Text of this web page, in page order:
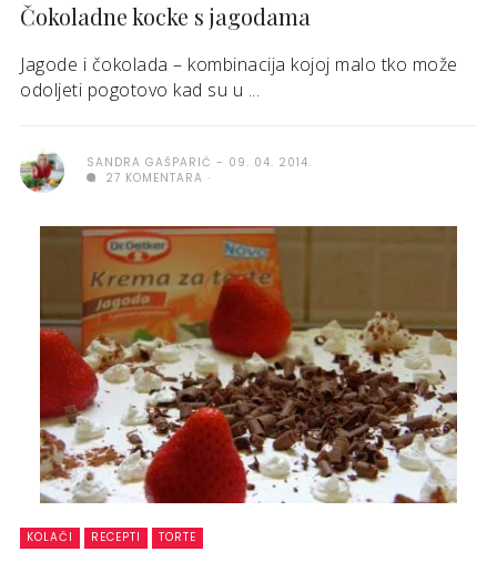
Čokoladne kocke s jagodama
Jagode i čokolada – kombinacija kojoj malo tko može
odoljeti pogotovo kad su u ...
SANDRA GAŠPARIĆ
09. 04. 2014.
27 KOMENTARA
KOLAČI RECEPTI TORTE